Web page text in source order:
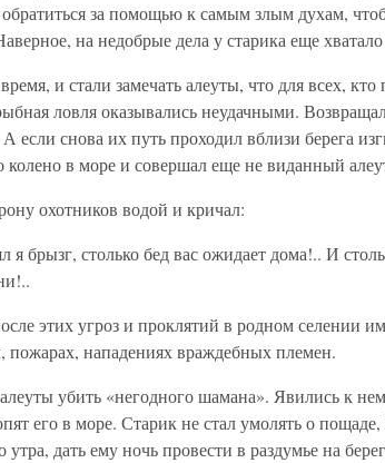
за помощью к самым злым духам,
на недобрые дела у старика еще
и стали замечать алеуты, что для всех,
ловля оказывались неудачными.
если снова их путь проходил вблизи берега
колено в море и совершал еще не виданный
охотников водой и кричал:
брызг, столько бед вас ожидает дома!.. И
этих угроз и проклятий в родном селении
пожарах, нападениях враждебных племен.
убить «негодного шамана». Явились к
его в море. Старик не стал умолять о
утра, дать ему ночь провести в раздумье на